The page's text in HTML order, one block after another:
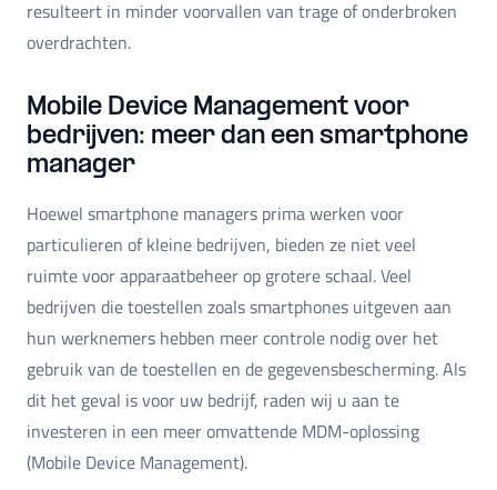
resulteert in minder voorvallen van trage of onderbroken
overdrachten.
Mobile Device Management voor
bedrijven: meer dan een smartphone
manager
Hoewel smartphone managers prima werken voor
particulieren of kleine bedrijven, bieden ze niet veel
ruimte voor apparaatbeheer op grotere schaal. Veel
bedrijven die toestellen zoals smartphones uitgeven aan
hun werknemers hebben meer controle nodig over het
gebruik van de toestellen en de gegevensbescherming. Als
dit het geval is voor uw bedrijf, raden wij u aan te
investeren in een meer omvattende MDM-oplossing
(Mobile Device Management).